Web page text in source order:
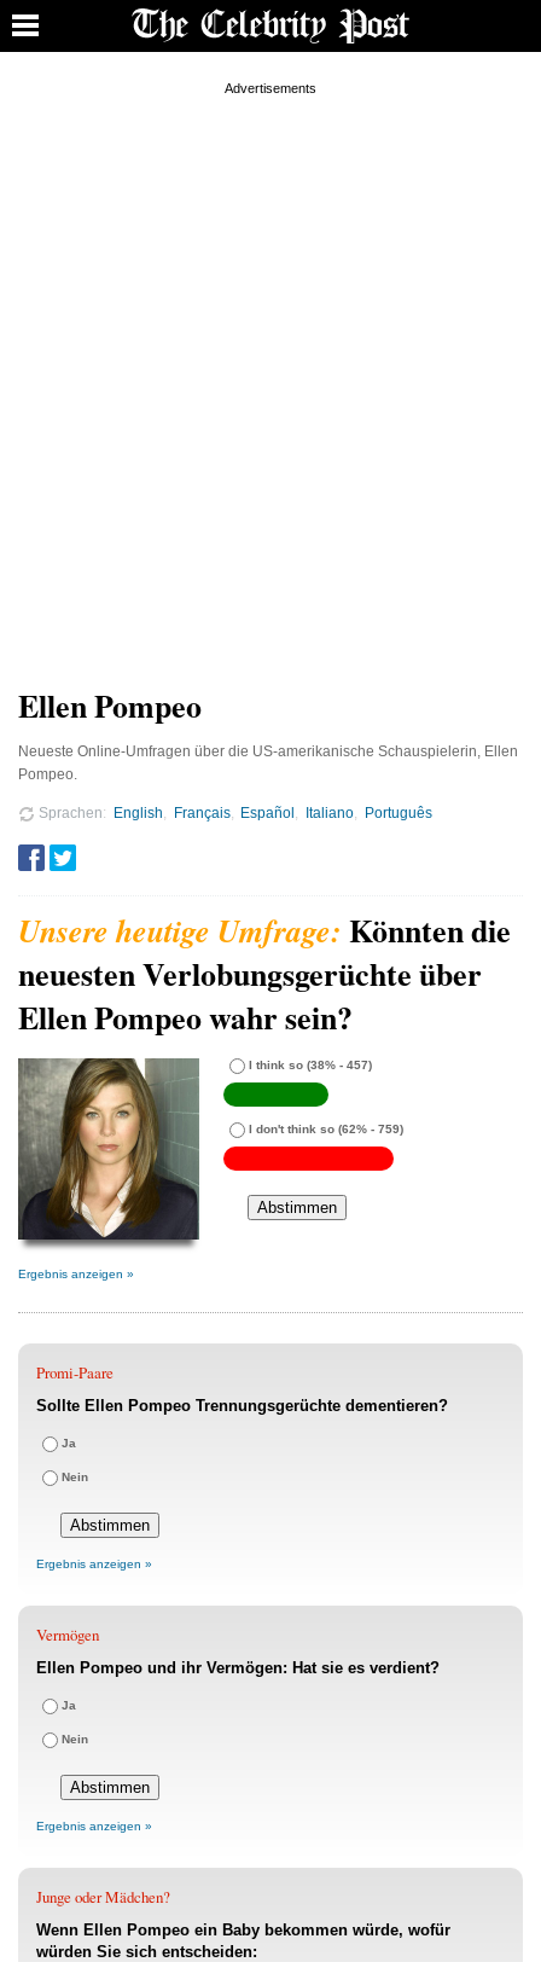
Ellen Pompeo
Neueste Online-Umfragen über die US-amerikanische Schauspielerin, Ellen
Pompeo.
Sprachen English Français Español Italiano Português
Könnten die
neuesten Verlobungsgerüchte über
Ellen Pompeo wahr sein?
I think so (38% - 457)
I don't think so (62% - 759)
Ergebnis anzeigen »
Promi-Paare
Sollte Ellen Pompeo Trennungsgerüchte dementieren?
Ja
Nein
Ergebnis anzeigen »
Vermögen
Ellen Pompeo und ihr Vermögen: Hat sie es verdient?
Ja
Nein
Ergebnis anzeigen »
Junge oder Mädchen?
Wenn Ellen Pompeo ein Baby bekommen würde, wofür
würden Sie sich entscheiden: